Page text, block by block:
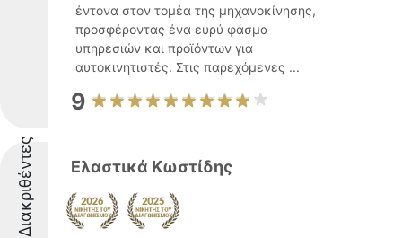
έντονα στον τομέα της μηχανοκίνησης,
προσφέροντας ένα ευρύ φάσμα
υπηρεσιών και προϊόντων για
αυτοκινητιστές. Στις παρεχόμενες ...
9
Διακριθέντες Ελαστικά Κωστίδης